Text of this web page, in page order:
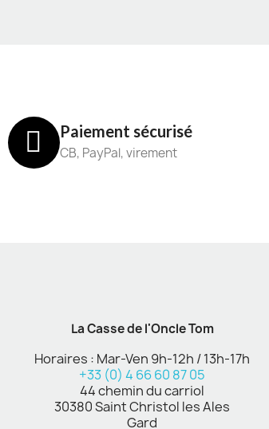
Paiement sécurisé
CB, PayPal, virement
La Casse de l'Oncle Tom
Horaires : Mar-Ven 9h-12h / 13h-17h
+33 (0) 4 66 60 87 05
44 chemin du carriol
30380 Saint Christol les Ales
Gard